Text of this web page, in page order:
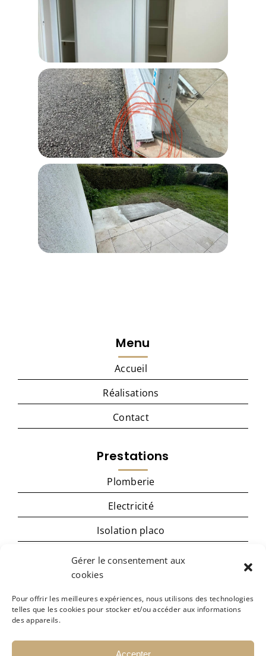
Gérer le consentement aux
cookies
Pour offrir les meilleures expériences, nous utilisons des technologies
telles que les cookies pour stocker et/ou accéder aux informations
des appareils.
Accepter
Menu
Accueil
Réalisations
Contact
Prestations
Plomberie
Electricité
Isolation placo
Menuiserie
Carrelage – revêtement de sol